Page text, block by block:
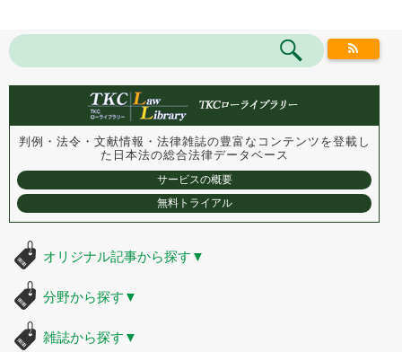
判例・法令・文献情報・法律雑誌の豊富なコンテンツを登載し
た 日本法の総合法律データベース
サービスの概要
無料トライアル
オリジナル記事から探す ▼
分野から探す ▼
雑誌から探す ▼